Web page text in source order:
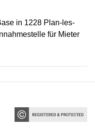
in 1228 Plan-les-
für Mieter